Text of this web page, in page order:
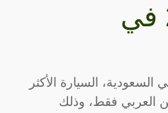
كورولا 2024 في
تويوتا كورولا 2024 في السعودية، السيارة الأكثر
العربي فقط، وذلك